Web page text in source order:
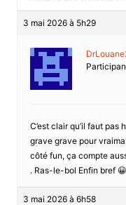
3 mai 2026 à 5h29
C’est clair qu’il faut
grave grave pour
côté fun, ça compte
. Ras-le-bol Enfin bref 😀
3 mai 2026 à 6h58